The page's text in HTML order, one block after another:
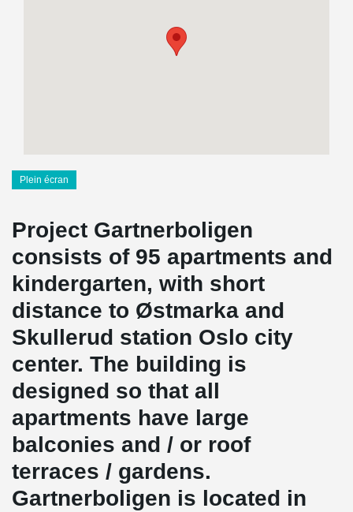
Plein écran
Project Gartnerboligen
consists of 95 apartments and
kindergarten, with short
distance to Østmarka and
Skullerud station Oslo city
center. The building is
designed so that all
apartments have large
balconies and / or roof
terraces / gardens.
Gartnerboligen is located in